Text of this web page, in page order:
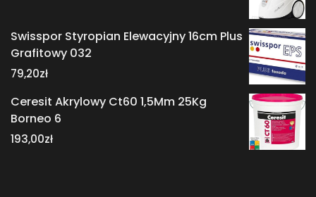
Swisspor Styropian Elewacyjny 16cm Plus
Grafitowy 032
79,20zł
Ceresit Akrylowy Ct60 1,5Mm 25Kg
Borneo 6
193,00zł